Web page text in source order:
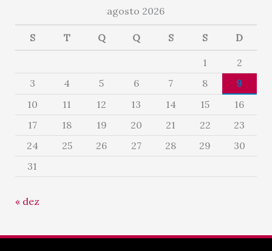
agosto 2026
S T Q Q S S D
1
2
3
4 5 6 7 8
9
10
11 12 13 14 15
16
17
18 19 20 21 22
23
24
25 26 27 28 29
30
31
« dez